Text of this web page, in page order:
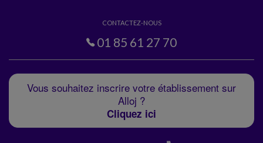
CONTACTEZ-NOUS
01 85 61 27 70
Vous souhaitez inscrire votre établissement sur
Alloj ?
Cliquez ici